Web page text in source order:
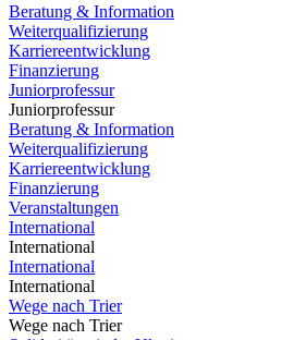
Beratung & Information
Weiterqualifizierung
Karriereentwicklung
Finanzierung
Juniorprofessur
Juniorprofessur
Beratung & Information
Weiterqualifizierung
Karriereentwicklung
Finanzierung
Veranstaltungen
International
International
International
International
Wege nach Trier
Wege nach Trier